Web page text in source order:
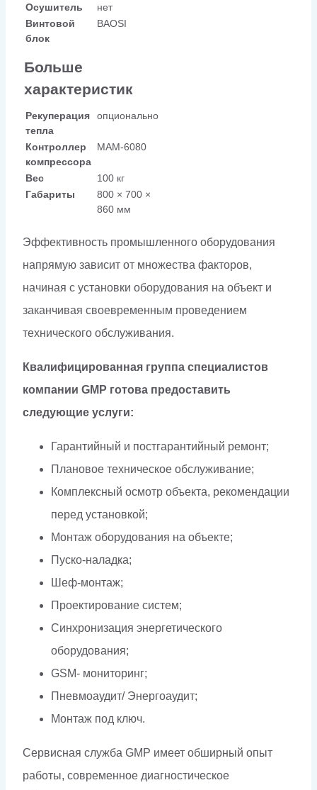
Осушитель
нет
Винтовой
блок
BAOSI
Больше
характеристик
Рекуперация
тепла
опционально
Контроллер
компрессора
МАМ-6080
Вес
100 кг
Габариты
800 × 700 ×
860 мм
Эффективность промышленного оборудования
напрямую зависит от множества факторов,
начиная с установки оборудования на объект и
заканчивая своевременным проведением
технического обслуживания.
Квалифицированная группа специалистов
компании GMP готова предоставить
следующие услуги:
Гарантийный и постгарантийный ремонт;
Плановое техническое обслуживание;
Комплексный осмотр объекта, рекомендации
перед установкой;
Монтаж оборудования на объекте;
Пуско-наладка;
Шеф-монтаж;
Проектирование систем;
Синхронизация энергетического
оборудования;
GSM- мониторинг;
Пневмоаудит/ Энергоаудит;
Монтаж под ключ.
Сервисная служба GMP имеет обширный опыт
работы, современное диагностическое